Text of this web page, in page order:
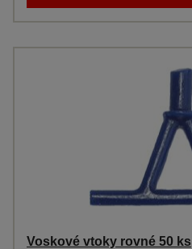
Voskové vtoky rovné 50 ks